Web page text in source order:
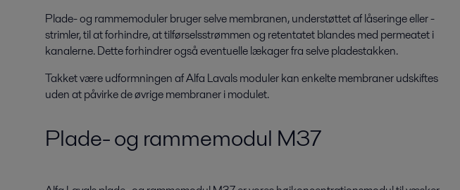
Plade- og rammemoduler bruger selve membranen, understøttet af låseringe eller -
strimler, til at forhindre, at tilførselsstrømmen og retentatet blandes med permeatet i
kanalerne. Dette forhindrer også eventuelle lækager fra selve pladestakken.
Takket være udformningen af Alfa Lavals moduler kan enkelte membraner udskiftes
uden at påvirke de øvrige membraner i modulet.
Plade- og rammemodul M37